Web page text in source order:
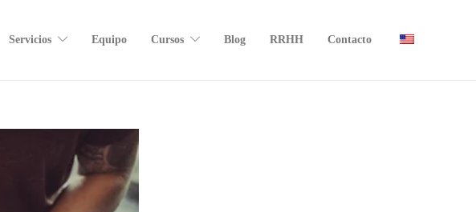
Servicios Equipo Cursos Blog RRHH Contacto